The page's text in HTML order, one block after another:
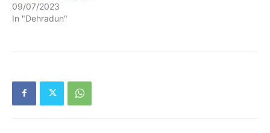
09/07/2023
In "Dehradun"